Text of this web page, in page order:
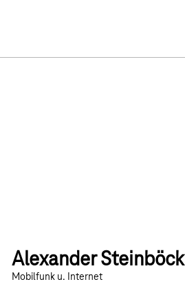
Alexander Steinböck
Mobilfunk u. Internet